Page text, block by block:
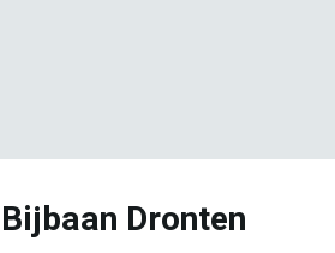
Bijbaan Dronten